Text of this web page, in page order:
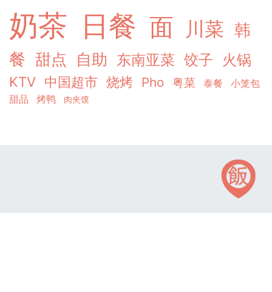
奶茶 日餐 面 川菜 韩
餐 甜点 自助 东南亚菜 饺子 火锅
KTV 中国超市 烧烤 Pho 粤菜 泰餐
小笼包
甜品
烤鸭 肉夹馍